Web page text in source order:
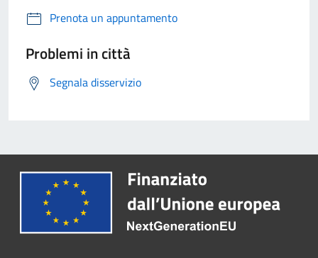
Prenota un appuntamento
Problemi in città
Segnala disservizio